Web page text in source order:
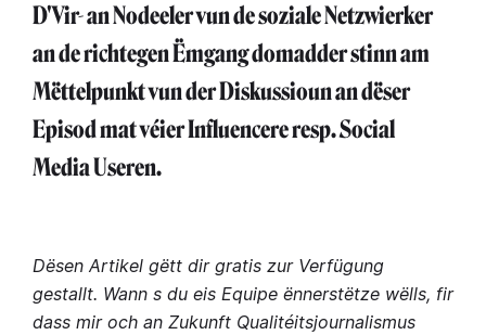
D'Vir- an Nodeeler vun de soziale Netzwierker
an de richtegen Ëmgang domadder stinn am
Mëttelpunkt vun der Diskussioun an dëser
Episod mat véier Influencere resp. Social
Media Useren.
Dësen Artikel gëtt dir gratis zur Verfügung
gestallt. Wann s du eis Equipe ënnerstëtze wëlls, fir
dass mir och an Zukunft Qualitéitsjournalismus